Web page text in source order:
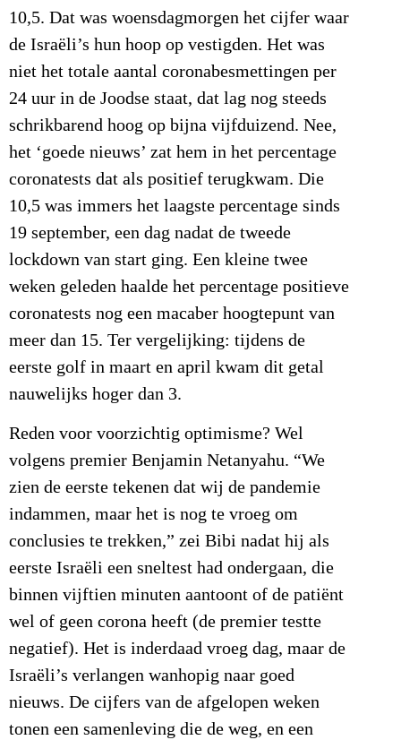
10,5. Dat was woensdagmorgen het cijfer waar
de Israëli’s hun hoop op vestigden. Het was
niet het totale aantal coronabesmettingen per
24 uur in de Joodse staat, dat lag nog steeds
schrikbarend hoog op bijna vijfduizend. Nee,
het ‘goede nieuws’ zat hem in het percentage
coronatests dat als positief terugkwam. Die
10,5 was immers het laagste percentage sinds
19 september, een dag nadat de tweede
lockdown van start ging. Een kleine twee
weken geleden haalde het percentage positieve
coronatests nog een macaber hoogtepunt van
meer dan 15. Ter vergelijking: tijdens de
eerste golf in maart en april kwam dit getal
nauwelijks hoger dan 3.
Reden voor voorzichtig optimisme? Wel
volgens premier Benjamin Netanyahu. “We
zien de eerste tekenen dat wij de pandemie
indammen, maar het is nog te vroeg om
conclusies te trekken,” zei Bibi nadat hij als
eerste Israëli een sneltest had ondergaan, die
binnen vijftien minuten aantoont of de patiënt
wel of geen corona heeft (de premier testte
negatief). Het is inderdaad vroeg dag, maar de
Israëli’s verlangen wanhopig naar goed
nieuws. De cijfers van de afgelopen weken
tonen een samenleving die de weg, en een